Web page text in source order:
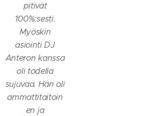
pitivät
100%:sesti.
Myöskin
asiointi DJ
Anteron kanssa
oli todella
sujuvaa. Hän oli
ammattitaitoin
en ja